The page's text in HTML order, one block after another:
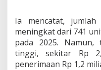
Ia mencatat,
meningkat dari 741
pada 2025. Namun,
tinggi, sekitar Rp
penerimaan Rp 1,2